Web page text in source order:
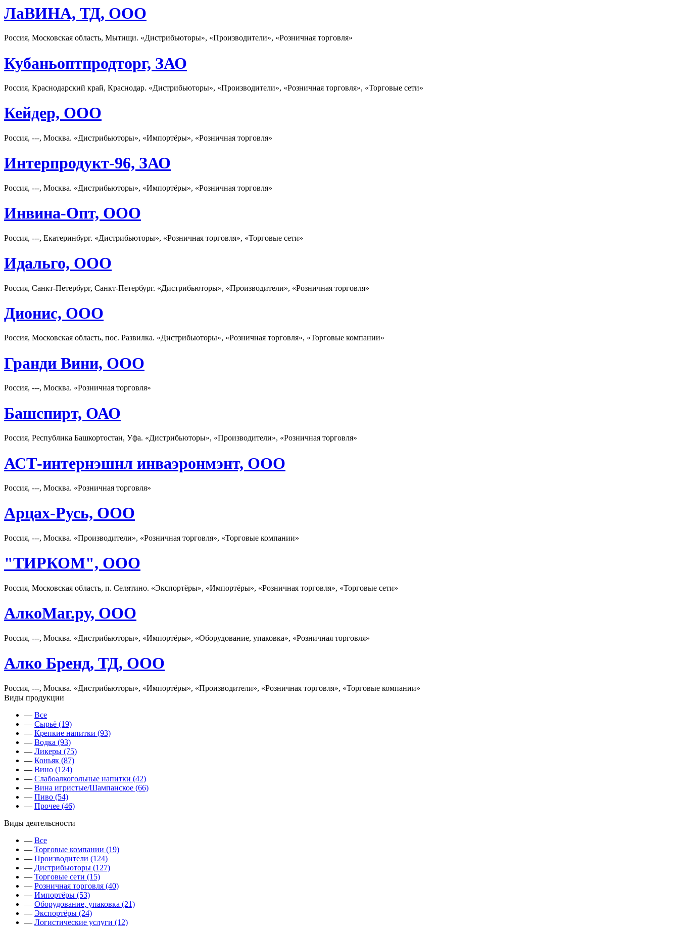
ЛаВИНА, ТД, ООО
Россия, Московская область, Мытищи. «Дистрибьюторы», «Производители», «Розничная торговля»
Кубаньоптпродторг, ЗАО
Россия, Краснодарский край, Краснодар. «Дистрибьюторы», «Производители», «Розничная торговля», «Торговые сети»
Кейдер, ООО
Россия, ---, Москва. «Дистрибьюторы», «Импортёры», «Розничная торговля»
Интерпродукт-96, ЗАО
Россия, ---, Москва. «Дистрибьюторы», «Импортёры», «Розничная торговля»
Инвина-Опт, ООО
Россия, ---, Екатеринбург. «Дистрибьюторы», «Розничная торговля», «Торговые сети»
Идальго, ООО
Россия, Санкт-Петербург, Санкт-Петербург. «Дистрибьюторы», «Производители», «Розничная торговля»
Дионис, ООО
Россия, Московская область, пос. Развилка. «Дистрибьюторы», «Розничная торговля», «Торговые компании»
Гранди Вини, ООО
Россия, ---, Москва. «Розничная торговля»
Башспирт, ОАО
Россия, Республика Башкортостан, Уфа. «Дистрибьюторы», «Производители», «Розничная торговля»
АСТ-интернэшнл инваэронмэнт, ООО
Россия, ---, Москва. «Розничная торговля»
Арцах-Русь, ООО
Россия, ---, Москва. «Производители», «Розничная торговля», «Торговые компании»
"ТИРКОМ", ООО
Россия, Московская область, п. Селятино. «Экспортёры», «Импортёры», «Розничная торговля», «Торговые сети»
АлкоМаг.ру, ООО
Россия, ---, Москва. «Дистрибьюторы», «Импортёры», «Оборудование, упаковка», «Розничная торговля»
Алко Бренд, ТД, ООО
Россия, ---, Москва. «Дистрибьюторы», «Импортёры», «Производители», «Розничная торговля», «Торговые компании»
Виды продукции
— Все
— Сырьё (19)
— Крепкие напитки (93)
— Водка (93)
— Ликеры (75)
— Коньяк (87)
— Вино (124)
— Слабоалкогольные напитки (42)
— Вина игристые/Шампанское (66)
— Пиво (54)
— Прочее (46)
Виды деятельсности
— Все
— Торговые компании (19)
— Производители (124)
— Дистрибьюторы (127)
— Торговые сети (15)
— Розничная торговля (40)
— Импортёры (53)
— Оборудование, упаковка (21)
— Экспортёры (24)
— Логистические услуги (12)